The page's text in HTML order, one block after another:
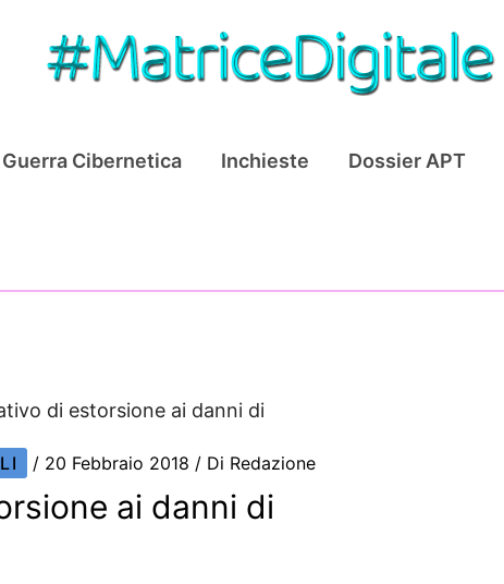
Guerra Cibernetica Inchieste Dossier APT
di estorsione ai danni di
/ 20 Febbraio 2018 / Di Redazione
ai danni di